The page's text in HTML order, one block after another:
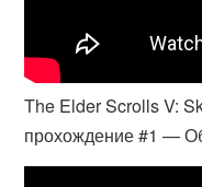
The Elder Scrolls V:
прохождение #1 —